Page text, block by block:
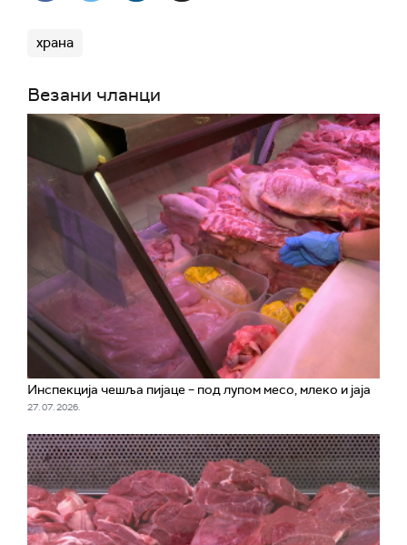
храна
Везани чланци
Инспекција чешља пијаце – под лупом месо, млеко и јаја
27. 07. 2026.